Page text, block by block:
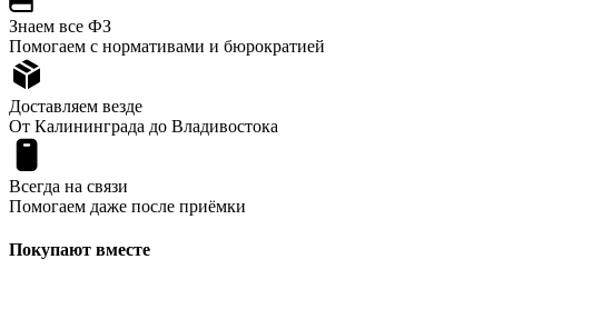
Знаем все ФЗ
Помогаем с нормативами и бюрократией
Доставляем везде
От Калининграда до Владивостока
Всегда на связи
Помогаем даже после приёмки
Покупают вместе